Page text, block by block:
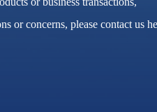
or concerns, please contact us